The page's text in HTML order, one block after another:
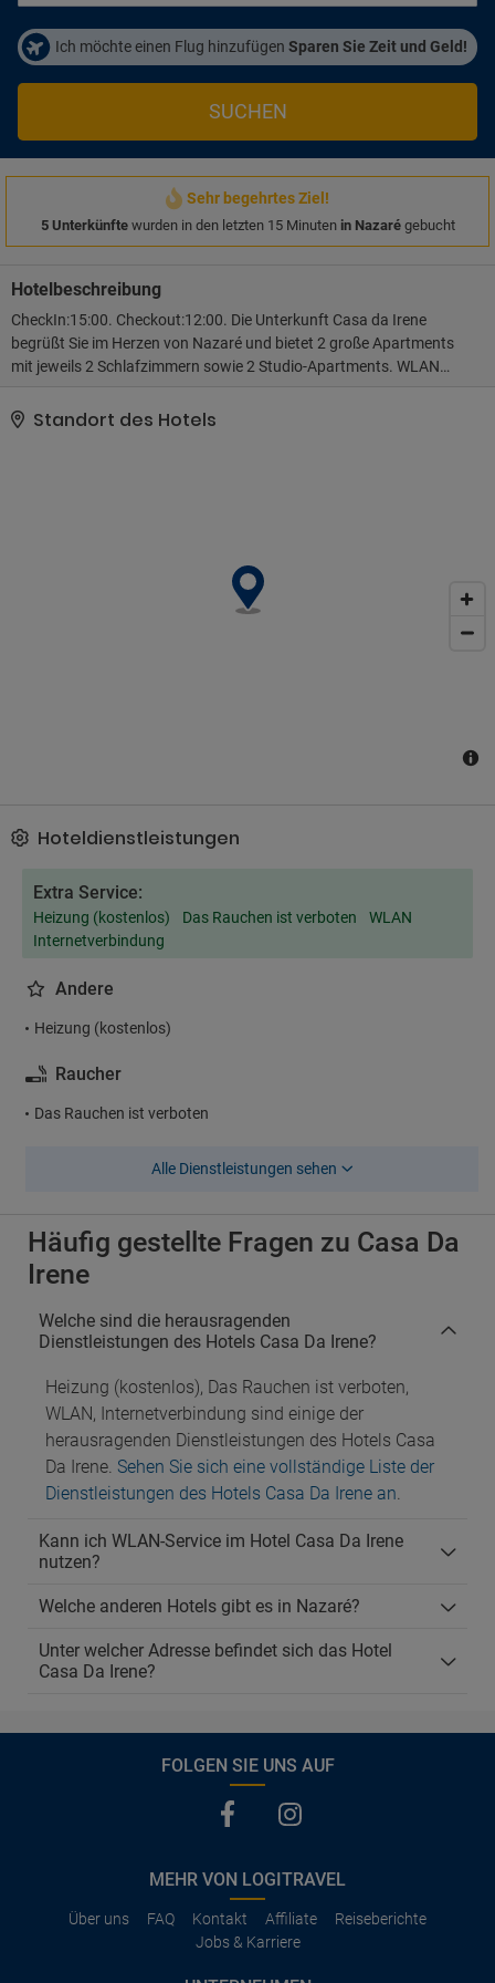
Ich möchte einen Flug hinzufügen Sparen Sie Zeit und Geld!
SUCHEN
Sehr begehrtes Ziel!
5 Unterkünftewurden in den letzten 15 Minutenin Nazarégebucht
Hotelbeschreibung
CheckIn:15:00. Checkout:12:00. Die Unterkunft Casa da Irene
begrüßt Sie im Herzen von Nazaré und bietet 2 große Apartments
mit jeweils 2 Schlafzimmern sowie 2 Studio-Apartments. WLAN
Schlüsselübergabe erfolgen an folgender Adresse: Avenida de
Standort des Hotels
Hoteldienstleistungen
Extra Service:
Heizung (kostenlos) Das Rauchen ist verboten
WLAN
Internetverbindung
Andere
Heizung (kostenlos)
Raucher
Das Rauchen ist verboten
Alle Dienstleistungen sehen
Häufig gestellte Fragen zu Casa Da
Irene
Welche sind die herausragenden
Dienstleistungen des Hotels Casa Da Irene?
Heizung (kostenlos), Das Rauchen ist verboten,
WLAN, Internetverbindung sind einige der
herausragenden Dienstleistungen des Hotels Casa
Da Irene. Sehen Sie sich eine vollständige Liste der
Dienstleistungen des Hotels Casa Da Irene an.
Kann ich WLAN-Service im Hotel Casa Da Irene
nutzen?
Welche anderen Hotels gibt es in Nazaré?
Unter welcher Adresse befindet sich das Hotel
Casa Da Irene?
FOLGEN SIE UNS AUF
MEHR VON LOGITRAVEL
Über uns FAQ Kontakt Affiliate
Reiseberichte
Jobs & Karriere